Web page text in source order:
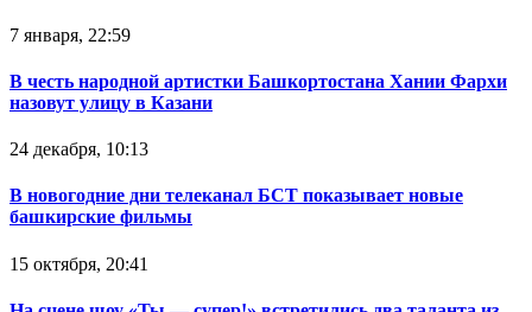
7 января, 22:59
В честь народной артистки Башкортостана Хании Фархи
назовут улицу в Казани
24 декабря, 10:13
В новогодние дни телеканал БСТ показывает новые
башкирские фильмы
15 октября, 20:41